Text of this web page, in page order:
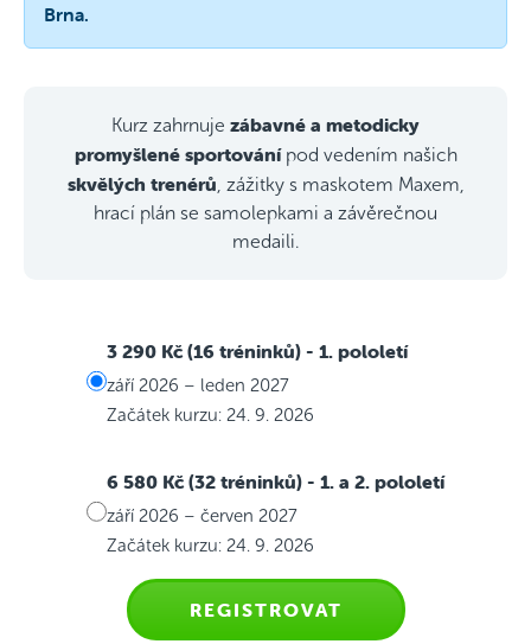
Brna.
Kurz zahrnuje zábavné a metodicky
promyšlené sportovánípod vedením našich
skvělých trenérů , zážitky s maskotem Maxem,
hrací plán se samolepkami a závěrečnou
medaili.
3 290 Kč (16 tréninků) - 1. pololetí
září 2026 – leden 2027
Začátek kurzu: 24. 9. 2026
6 580 Kč (32 tréninků) - 1. a 2. pololetí
září 2026 – červen 2027
Začátek kurzu: 24. 9. 2026
REGISTROVAT